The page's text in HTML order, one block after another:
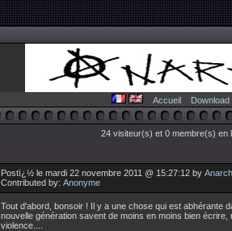
Accueil Download
24 visiteur(s) et 0 membre(s) en
Postï¿½ le mardi 22 novembre 2011 @ 15:27:12 by
Contributed by: Anonyme
Tout d'abord, bonsoir ! Il y a une chose qui est abhérante
nouvelle génération savent de moins en moins bien
violence....